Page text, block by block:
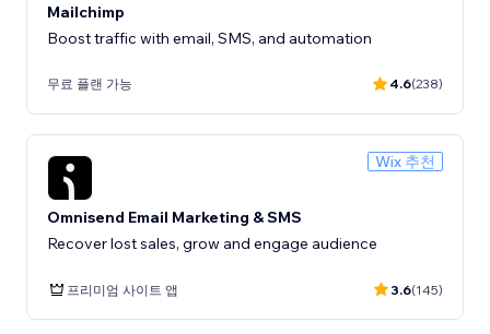
Mailchimp
Boost traffic with email, SMS, and automation
무료 플랜 가능 4.6(238)
Wix 추천
Omnisend Email Marketing & SMS
Recover lost sales, grow and engage audience
프리미엄 사이트 앱 3.6(145)